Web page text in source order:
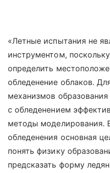
«Летные испытания не
инструментом,
определить
обледенение облаков.
механизмов
с обледенением
методы моделирования.
обледенения основная
понять физику
предсказать форму